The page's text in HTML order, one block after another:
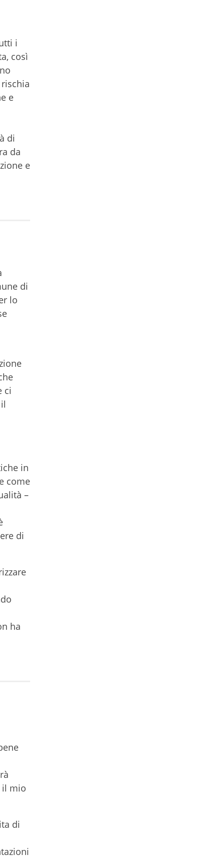
i
così
e
di
da
e
di
lo
ci
in
come
–
di
ha
il mio
di